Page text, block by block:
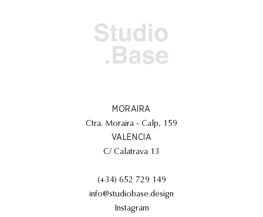
MORAIRA
Ctra. Moraira - Calp, 159
VALENCIA
C/ Calatrava 13
(+34) 652 729 149
info@studiobase.design
Instagram